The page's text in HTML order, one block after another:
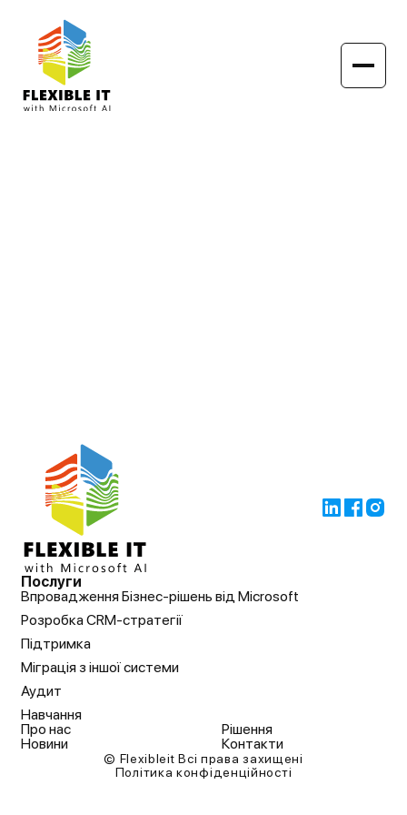
Послуги
Впровадження Бізнес-рішень від Microsoft
Розробка CRM-стратегії
Підтримка
Міграція з іншої системи
Аудит
Навчання
Про нас
Рішення
Новини
Контакти
© Flexibleit Всі права захищені
Політика конфіденційності